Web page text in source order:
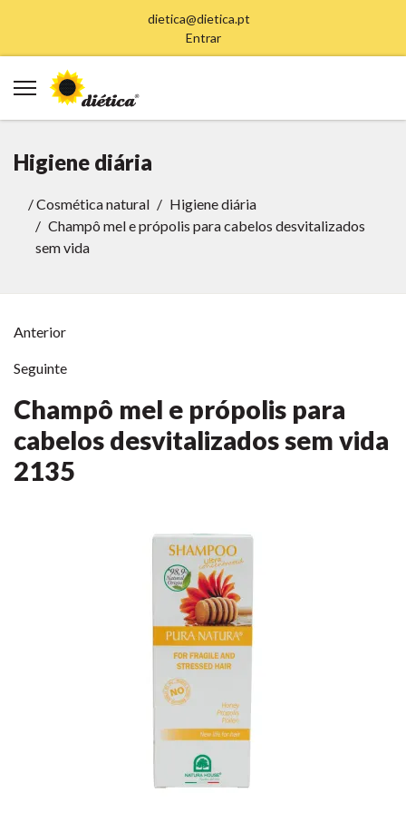
dietica@dietica.pt
Entrar
Higiene diária
/Cosmética natural
Higiene diária
Champô mel e própolis para cabelos desvitalizados
sem vida
Anterior
Seguinte
Champô mel e própolis para
cabelos desvitalizados sem vida
2135